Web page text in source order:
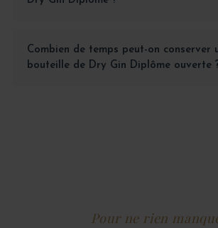
Combien de temps peut-on conserver
bouteille de Dry Gin Diplôme ouverte
Pour ne rien